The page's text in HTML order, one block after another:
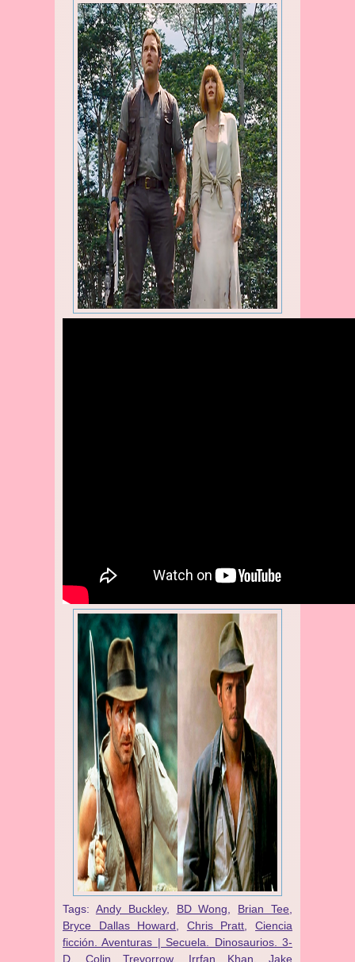
Tags: Andy Buckley, BD Wong Brian Tee
Bryce Dallas Howard
Chris Pratt ,Ciencia
ficción. Aventuras | Secuela. Dinosaurios. 3-
D ,Colin Trevorrow, Irrfan Khan ,Jake